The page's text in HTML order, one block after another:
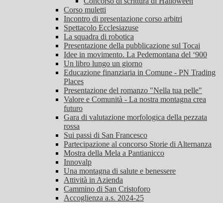
Corso muletti
Incontro di presentazione corso arbitri
Spettacolo Ecclesiazuse
La squadra di robotica
Presentazione della pubblicazione sul Tocai
Idee in movimento. La Pedemontana del ‘900
Un libro lungo un giorno
Educazione finanziaria in Comune - PN Trading
Places
Presentazione del romanzo "Nella tua pelle"
Valore e Comunità - La nostra montagna crea
futuro
Gara di valutazione morfologica della pezzata
rossa
Sui passi di San Francesco
Partecipazione al concorso Storie di Alternanza
Mostra della Mela a Pantianicco
Innovalp
Una montagna di salute e benessere
Attività in Azienda
Cammino di San Cristoforo
Accoglienza a.s. 2024-25